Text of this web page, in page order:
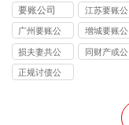
司
司
要账公司
江苏要账公
司
广州要账公
司
增城要账公
司
损夫妻共公
司
同财产或公
正规讨债公